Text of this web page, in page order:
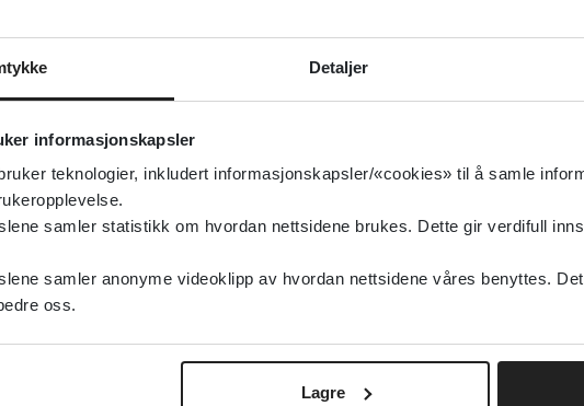
Detaljer
informasjonskapsler
teknologier, inkludert informasjonskapsler/«cookies» til å samle
samler statistikk om hvordan nettsidene brukes. Dette gir verdifull
samler anonyme videoklipp av hvordan nettsidene våres benyttes.
oss.
Lagre
Helsinkideklarasjonen
World Medical Association
Helse-, utdannings- og
flyktninger i Norden: En systematisk oversikt